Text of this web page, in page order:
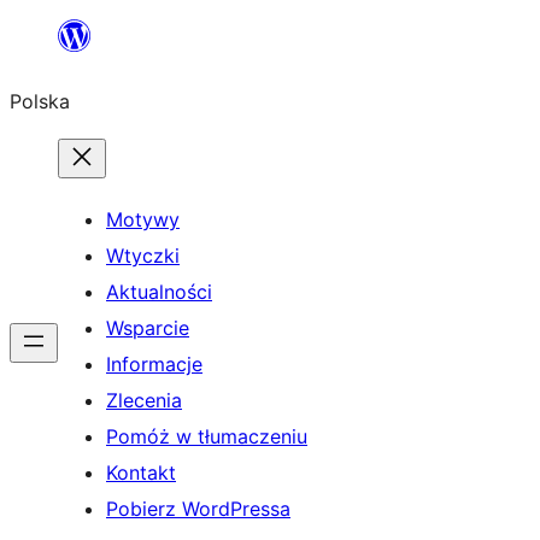
Przejdź
treści
Polska
Motywy
Wtyczki
Aktualności
Wsparcie
Informacje
Zlecenia
Pomóż w tłumaczeniu
Kontakt
Pobierz WordPressa